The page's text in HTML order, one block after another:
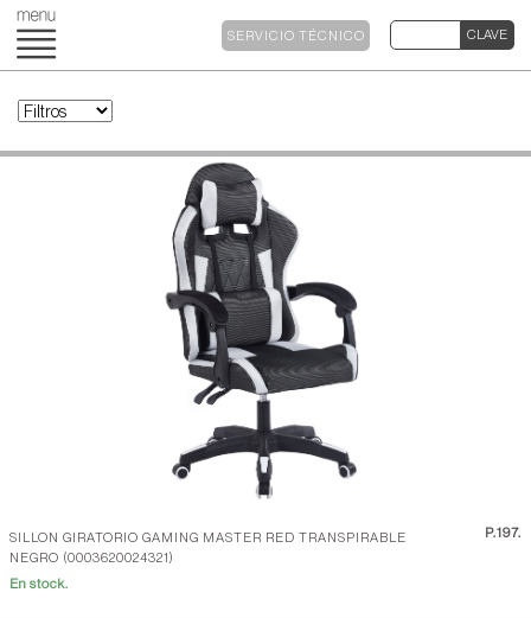
SERVICIO TÉCNICO
SILLON GIRATORIO GAMING MASTER RED TRANSPIRABLE
NEGRO (0003620024321)
P.197.
En stock.